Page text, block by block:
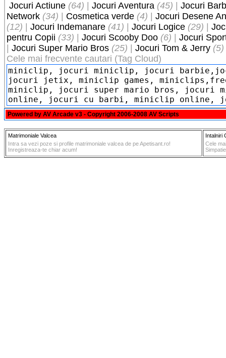
Jocuri Actiune (64) Jocuri Aventura (45)
Jocuri
Network (34) Cosmetica verde (4)
Jocuri Desene
(12)
Jocuri Indemanare (41) Jocuri Logice (29)
pentru Copii (33) Jocuri Scooby Doo (6)
Jocuri
Jocuri Super Mario Bros (25) Jocuri Tom & Jerry (5)
Cele mai frecvente cautari (Tag Cloud)
Powered by AV Arcade v3 - Copyright 2006-2008 AV Scripts
Matrimoniale Valcea
Intra sa vezi poze si profile matrimoniale valcea de pe Apetisant.ro!
Inregistreaza-te chiar acum!
Intalniri
Cele